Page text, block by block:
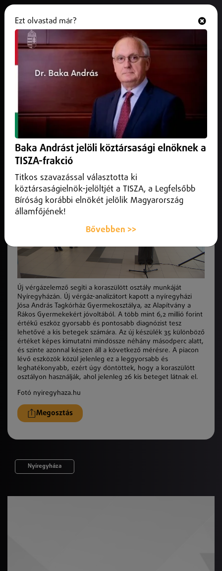
Új vérgázelemző segíti a
koraszülött osztály munkáját
Nyíregyháza
Új vérgáz-analizátort kapott a nyíregyházi Jósa András
Tagkórház Gyermekosztálya, az Alapítvány a Rákos
Gyermekekért jóvoltából.
Új vérgázelemző segíti a koraszülött osztály munkáját
Nyíregyházán. Új vérgáz-analizátort kapott a nyíregyházi
Jósa András Tagkórház Gyermekosztálya, az Alapítvány a
Rákos Gyermekekért jóvoltából. A több mint 6,2 millió forint
értékű eszköz gyorsabb és pontosabb diagnózist tesz
lehetővé a kis betegek számára. Az új készülék 35 különböző
értéket képes kimutatni mindössze néhány másodperc alatt,
és szinte azonnal készen áll a következő mérésre. A piacon
lévő eszközök közül jelenleg ez a leggyorsabb és
leghatékonyabb, ezért úgy döntöttek, hogy a koraszülött
osztályon használják, ahol jelenleg 26 kis beteget látnak el.
Fotó nyiregyhaza.hu
Megosztás
Nyíregyháza
Ezt olvastad már?
Baka Andrást jelöli köztársasági elnöknek a
TISZA-frakció
Titkos szavazással választotta ki
köztársaságielnök-jelöltjét a TISZA, a Legfelsőbb
Bíróság korábbi elnökét jelölik Magyarország
államfőjének!
Bővebben >>